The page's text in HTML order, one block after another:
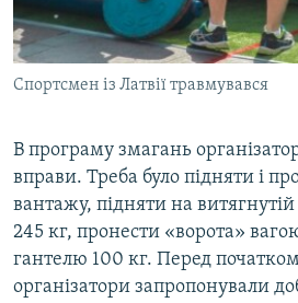
Спортсмен із Латвії травмувався
В програму змагань
вправи. Треба було підняти і
вантажу, підняти на
245 кг, пронести «ворота»
гантелю 100 кг. Перед початком
організатори запропонували